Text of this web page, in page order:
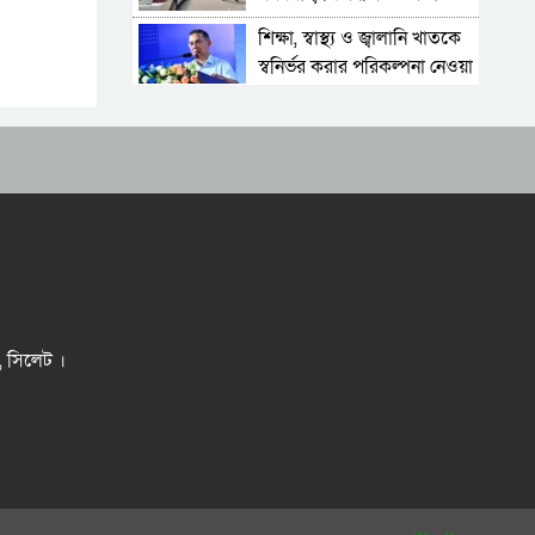
কমেছে ভোগান্তি
শিক্ষা, স্বাস্থ্য ও জ্বালানি খাতকে
স্বনির্ভর করার পরিকল্পনা নেওয়া
‘আটকাদেশ’
সিলেট ।